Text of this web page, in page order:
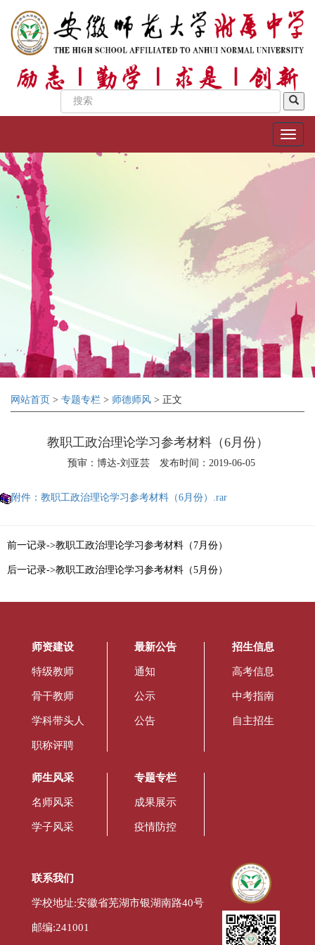
网站首页 > 专题专栏 > 师德师风 > 正文
教职工政治理论学习参考材料（6月份）
预审：博达-刘亚芸 发布时间：2019-06-05
附件：教职工政治理论学习参考材料（6月份）.rar
前一记录->教职工政治理论学习参考材料（7月份）
后一记录->教职工政治理论学习参考材料（5月份）
师资建设
特级教师
骨干教师
学科带头人
职称评聘
最新公告
通知
公示
公告
招生信息
高考信息
中考指南
自主招生
师生风采
名师风采
学子风采
专题专栏
成果展示
疫情防控
联系我们
学校地址:安徽省芜湖市银湖南路40号
邮编:241001